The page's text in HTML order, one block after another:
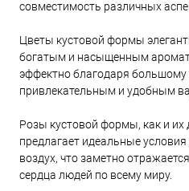
совместимость различных
Цветы кустовой формы
богатым и насыщенным
эффектно благодаря большому
привлекательным и удобным
Розы кустовой формы, как и их
предлагает идеальные
воздух, что заметно
сердца людей по всему миру.